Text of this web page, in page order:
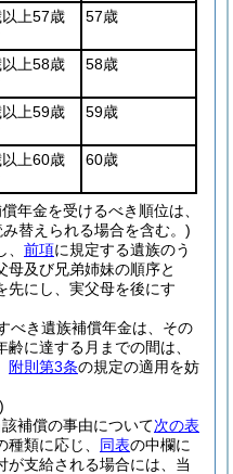
上57歳
57歳
上58歳
58歳
上59歳
59歳
上60歳
60歳
年金を受けるべき順位は、
替えられる場合を含む。)
前項に規定する遺族のう
母及び兄弟姉妹の順序と
先にし、実父母を後にす
べき遺族補償年金は、その
に達する月までの間は、
附則第3条の規定の適用を妨
補償の事由について次の表
類に応じ、 同表の中欄に
が支給される場合には、当